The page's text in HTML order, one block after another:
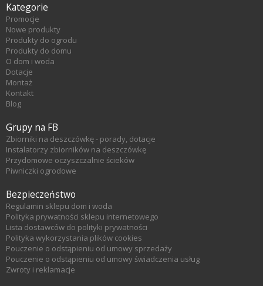
Kategorie
Promocje
Nowe produkty
Produkty do ogrodu
Produkty do domu
O dom i woda
Dotacje
Montaż
Kontakt
Blog
Grupy na FB
Zbiorniki na deszczówkę - porady, dotacje
Instalatorzy zbiorników na deszczówkę
Przydomowe oczyszczalnie ścieków
Piwniczki ogrodowe
Bezpieczeństwo
Regulamin sklepu dom i woda
Polityka prywatności sklepu internetowego
Lista dostawców do polityki prywatności
Polityka wykorzystania plików cookies
Pouczenie o odstąpieniu od umowy sprzedaży
Pouczenie o odstąpieniu od umowy świadczenia usług
Zwroty i reklamacje